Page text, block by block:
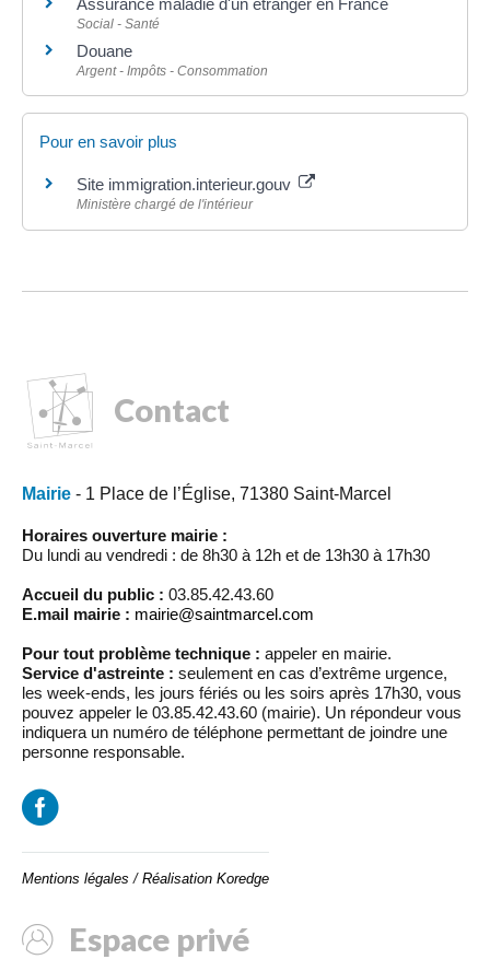
Assurance maladie d'un étranger en France
Social - Santé
Douane
Argent - Impôts - Consommation
Pour en savoir plus
Site immigration.interieur.gouv
Ministère chargé de l'intérieur
Contact
Mairie - 1 Place de l’Église, 71380 Saint-Marcel
Horaires ouverture mairie :
Du lundi au vendredi : de 8h30 à 12h et de 13h30 à 17h30
Accueil du public : 03.85.42.43.60
E.mail mairie : mairie@saintmarcel.com
Pour tout problème technique : appeler en mairie.
Service d'astreinte : seulement en cas d’extrême urgence,
les week-ends, les jours fériés ou les soirs après 17h30, vous
pouvez appeler le 03.85.42.43.60 (mairie). Un répondeur vous
indiquera un numéro de téléphone permettant de joindre une
personne responsable.
Mentions légales / Réalisation Koredge
Espace privé